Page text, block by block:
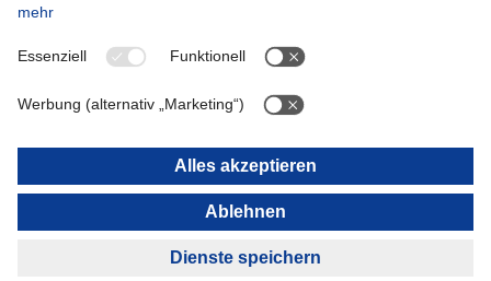
Switzerland
OCEANIA